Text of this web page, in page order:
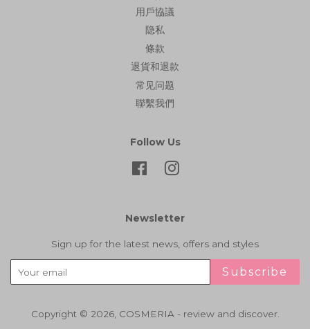
用戶協議
隐私
條款
退貨和退款
常见问题
聯繫我們
Follow Us
FacebookInstagram
Newsletter
Sign up for the latest news, offers and styles
Subscribe
Copyright © 2026, COSMERIA - review and discover.